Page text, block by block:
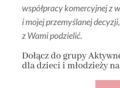
współpracy komercyjnej z
i mojej przemyślanej
z Wami podzielić.
Dołączdo grupy
dla dzieci i młodzieży